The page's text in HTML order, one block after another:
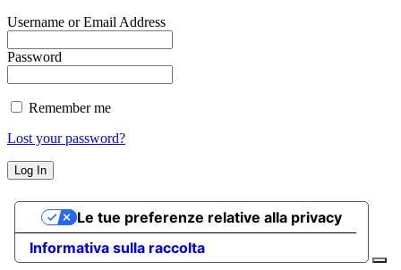
Username or Email Address
Password
Remember me
Lost your password?
Informativa sulla raccolta
Le tue preferenze relative alla privacy